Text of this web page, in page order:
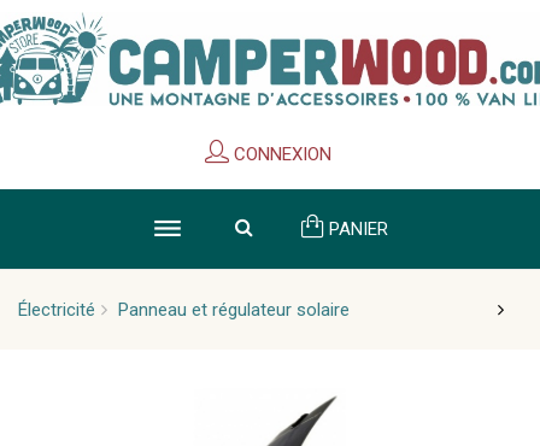
CONNEXION
PANIER
Électricité Panneau et régulateur solaire
Cookies management panel